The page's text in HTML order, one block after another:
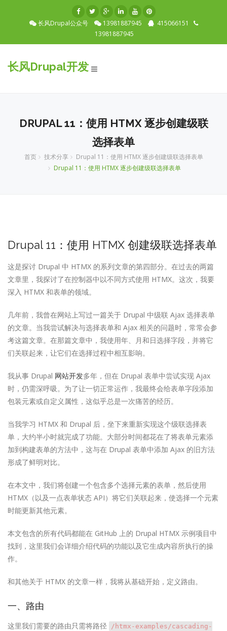
长风Drupal公众号 13981887945
415066151
13981887945
长风Drupal开发 Toggle
DRUPAL 11：使用 HTMX 逐步创建级联
选择表单
首页 技术分享
Drupal 11：使用 HTMX 逐步创建级联选择表单
Drupal 11：使用 HTMX 逐步创建级联选择表单
Drupal 11：使用 HTMX 创建级联选择表单
这是探讨 Drupal 中 HTMX 的系列文章的第四部分。在过去的两篇
文章里，我探讨了在控制器中以不同方式使用 HTMX。这次，我要
深入 HTMX 和表单的领域。
几年前，我曾在网站上写过一篇关于 Drupal 中级联 Ajax 选择表单
的文章。当我尝试解决与选择表单和 Ajax 相关的问题时，常常会参
考这篇文章。在那篇文章中，我使用年、月和日选择字段，并将它
们关联起来，让它们在选择过程中相互影响。
我从事 Drupal 网站开发多年，但在 Drupal 表单中尝试实现 Ajax
时，仍需深呼吸。为了让一切正常运作，我最终会给表单字段添加
包装元素或自定义属性，这似乎总是一次痛苦的经历。
当我学习 HTMX 和 Drupal 后，坐下来重新实现这个级联选择表
单，大约半小时就完成了功能。大部分时间都花在了将表单元素添
加到构建表单的方法中，这与在 Drupal 表单中添加 Ajax 的旧方法
形成了鲜明对比。
在本文中，我们将创建一个包含多个选择元素的表单，然后使用
HTMX（以及一点表单状态 API）将它们关联起来，使选择一个元素
时能更新其他元素。
本文包含的所有代码都能在 GitHub 上的 Drupal HTMX 示例项目中
找到，这里我们会详细介绍代码的功能以及它生成内容所执行的操
作。
和其他关于 HTMX 的文章一样，我将从基础开始，定义路由。
一、路由
这里我们需要的路由只需将路径
/htmx-examples/cascading-